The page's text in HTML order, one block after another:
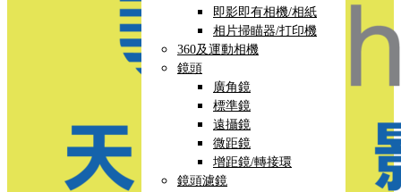
即影即有相機/相紙
相片掃瞄器/打印機
360及運動相機
鏡頭
廣角鏡
標準鏡
遠攝鏡
微距鏡
增距鏡/轉接環
鏡頭濾鏡